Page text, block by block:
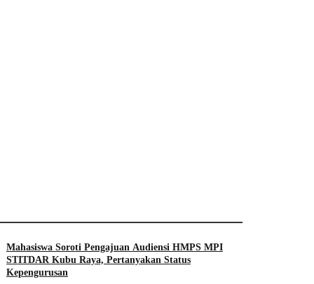
Mahasiswa Soroti Pengajuan Audiensi HMPS MPI
STITDAR Kubu Raya, Pertanyakan Status
Kepengurusan